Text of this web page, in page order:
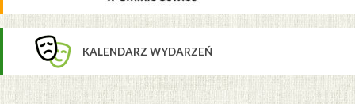
KALENDARZ WYDARZEŃ